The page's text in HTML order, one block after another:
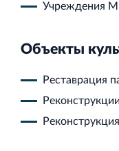
Учреждения
Объекты
Реставрация